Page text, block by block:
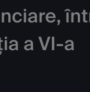
a VI-a